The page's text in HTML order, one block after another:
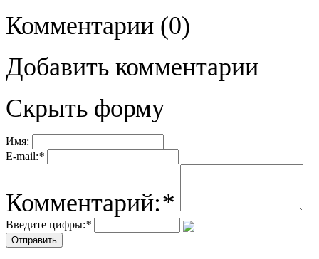
Комментарии (0)
Добавить комментарии
Скрыть форму
Имя:
E-mail:*
Комментарий:*
Введите цифры:*